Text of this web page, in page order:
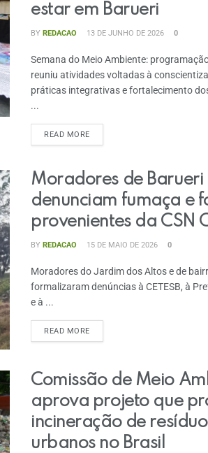
estar em Barueri
BY REDACAO 13 DE JUNHO DE 2026 0
Semana do Meio Ambiente:
reuniu atividades voltadas à
práticas integrativas e fortalecimento
...
READ MORE
Moradores de Barueri
denunciam fumaça e
provenientes da CSN
BY REDACAO 15 DE MAIO DE 2026 0
Moradores do Jardim dos Altos e de
formalizaram denúncias à CETESB, à
e à ...
READ MORE
Comissão de Meio
aprova projeto que
incineração de
urbanos no Brasil